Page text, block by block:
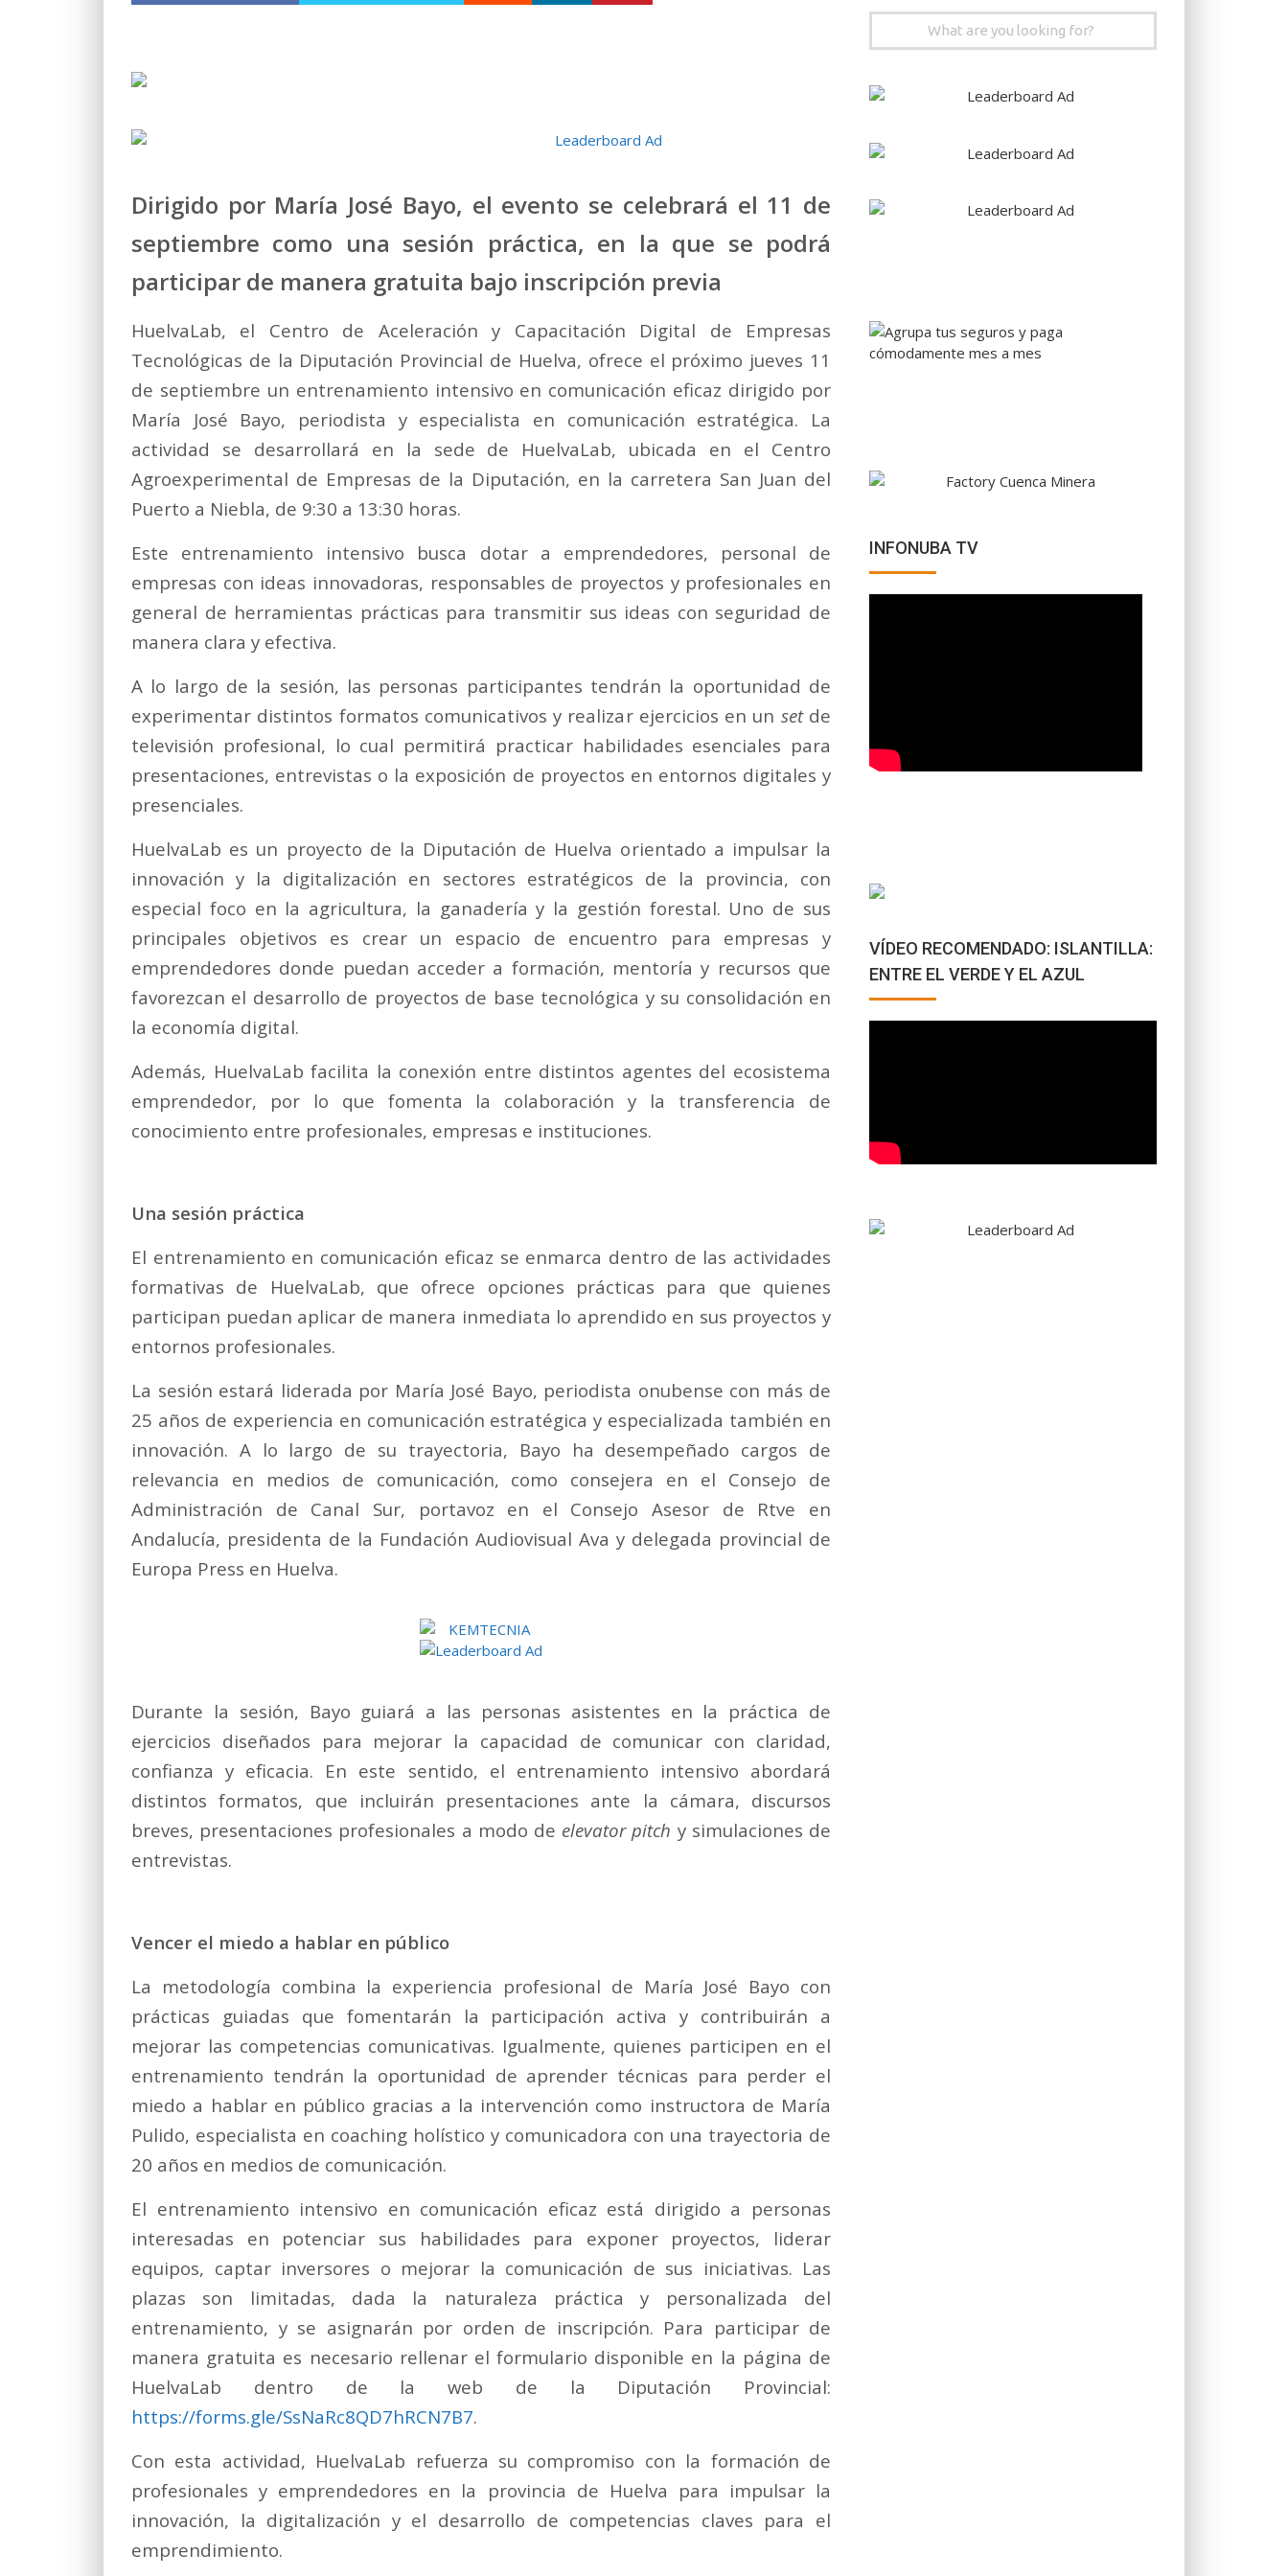
Dirigido por María José Bayo, el evento se celebrará el 11 de
septiembre como una sesión práctica, en la que se podrá
participar de manera gratuita bajo inscripción previa
HuelvaLab, el Centro de Aceleración y Capacitación Digital de Empresas
Tecnológicas de la Diputación Provincial de Huelva, ofrece el próximo jueves 11
de septiembre un entrenamiento intensivo en comunicación eficaz dirigido por
María José Bayo, periodista y especialista en comunicación estratégica. La
actividad se desarrollará en la sede de HuelvaLab, ubicada en el Centro
Agroexperimental de Empresas de la Diputación, en la carretera San Juan del
Puerto a Niebla, de 9:30 a 13:30 horas.
Este entrenamiento intensivo busca dotar a emprendedores, personal de
empresas con ideas innovadoras, responsables de proyectos y profesionales en
general de herramientas prácticas para transmitir sus ideas con seguridad de
manera clara y efectiva.
A lo largo de la sesión, las personas participantes tendrán la oportunidad de
experimentar distintos formatos comunicativos y realizar ejercicios en un setde
televisión profesional, lo cual permitirá practicar habilidades esenciales para
presentaciones, entrevistas o la exposición de proyectos en entornos digitales y
presenciales.
HuelvaLab es un proyecto de la Diputación de Huelva orientado a impulsar la
innovación y la digitalización en sectores estratégicos de la provincia, con
especial foco en la agricultura, la ganadería y la gestión forestal. Uno de sus
principales objetivos es crear un espacio de encuentro para empresas y
emprendedores donde puedan acceder a formación, mentoría y recursos que
favorezcan el desarrollo de proyectos de base tecnológica y su consolidación en
la economía digital.
Además, HuelvaLab facilita la conexión entre distintos agentes del ecosistema
emprendedor, por lo que fomenta la colaboración y la transferencia de
conocimiento entre profesionales, empresas e instituciones.
Una sesión práctica
El entrenamiento en comunicación eficaz se enmarca dentro de las actividades
formativas de HuelvaLab, que ofrece opciones prácticas para que quienes
participan puedan aplicar de manera inmediata lo aprendido en sus proyectos y
entornos profesionales.
La sesión estará liderada por María José Bayo, periodista onubense con más de
25 años de experiencia en comunicación estratégica y especializada también en
innovación. A lo largo de su trayectoria, Bayo ha desempeñado cargos de
relevancia en medios de comunicación, como consejera en el Consejo de
Administración de Canal Sur, portavoz en el Consejo Asesor de Rtve en
Andalucía, presidenta de la Fundación Audiovisual Ava y delegada provincial de
Europa Press en Huelva.
Durante la sesión, Bayo guiará a las personas asistentes en la práctica de
ejercicios diseñados para mejorar la capacidad de comunicar con claridad,
confianza y eficacia. En este sentido, el entrenamiento intensivo abordará
distintos formatos, que incluirán presentaciones ante la cámara, discursos
breves, presentaciones profesionales a modo de elevator pitch y simulaciones de
entrevistas.
Vencer el miedo a hablar en público
La metodología combina la experiencia profesional de María José Bayo con
prácticas guiadas que fomentarán la participación activa y contribuirán a
mejorar las competencias comunicativas. Igualmente, quienes participen en el
entrenamiento tendrán la oportunidad de aprender técnicas para perder el
miedo a hablar en público gracias a la intervención como instructora de María
Pulido, especialista en coaching holístico y comunicadora con una trayectoria de
20 años en medios de comunicación.
El entrenamiento intensivo en comunicación eficaz está dirigido a personas
interesadas en potenciar sus habilidades para exponer proyectos, liderar
equipos, captar inversores o mejorar la comunicación de sus iniciativas. Las
plazas son limitadas, dada la naturaleza práctica y personalizada del
entrenamiento, y se asignarán por orden de inscripción. Para participar de
manera gratuita es necesario rellenar el formulario disponible en la página de
HuelvaLab dentro de la web de la Diputación Provincial:
https://forms.gle/SsNaRc8QD7hRCN7B7.
Con esta actividad, HuelvaLab refuerza su compromiso con la formación de
profesionales y emprendedores en la provincia de Huelva para impulsar la
innovación, la digitalización y el desarrollo de competencias claves para el
emprendimiento.
Search
INFONUBA TV
VÍDEO RECOMENDADO: ISLANTILLA:
ENTRE EL VERDE Y EL AZUL